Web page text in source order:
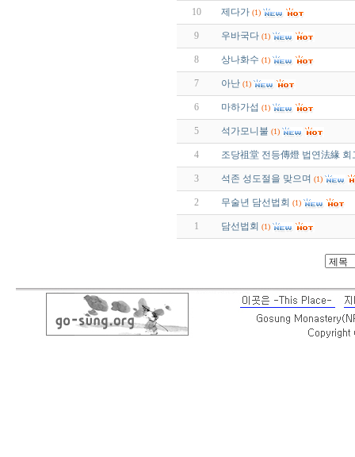
10 제다가 (1)
9 우바국다 (1)
8 상나화수 (1)
7 아난 (1)
6 마하가섭 (1)
5 석가모니불 (1)
4 조당祖堂 전등傳燈 법연法緣 회
3 석존 성도절을 맞으며 (1)
2 무술년 담선법회 (1)
1 담선법회 (1)